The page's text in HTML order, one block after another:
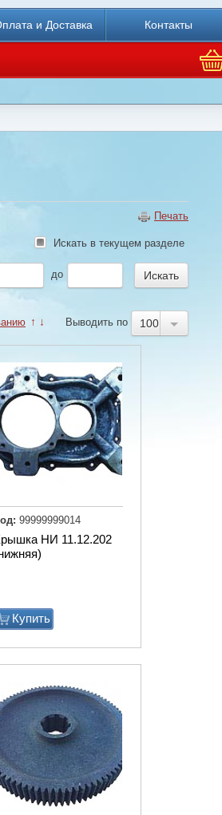
и Доставка Контакты
Печать
Искать в текущем разделе
до
↑ ↓ Выводить по 100
НИ 11.12.202
Купить
99999999014